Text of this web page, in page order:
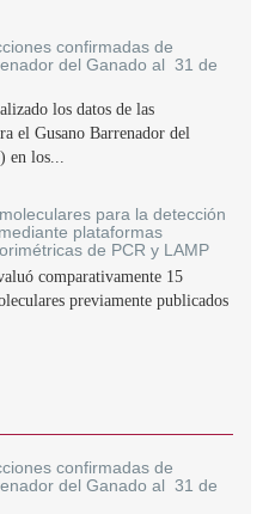
confirmadas de
del Ganado al 31 de
los datos de las
el Gusano Barrenador del
en los...
para la detección
plataformas
de PCR y LAMP
comparativamente 15
previamente publicados
confirmadas de
del Ganado al 31 de